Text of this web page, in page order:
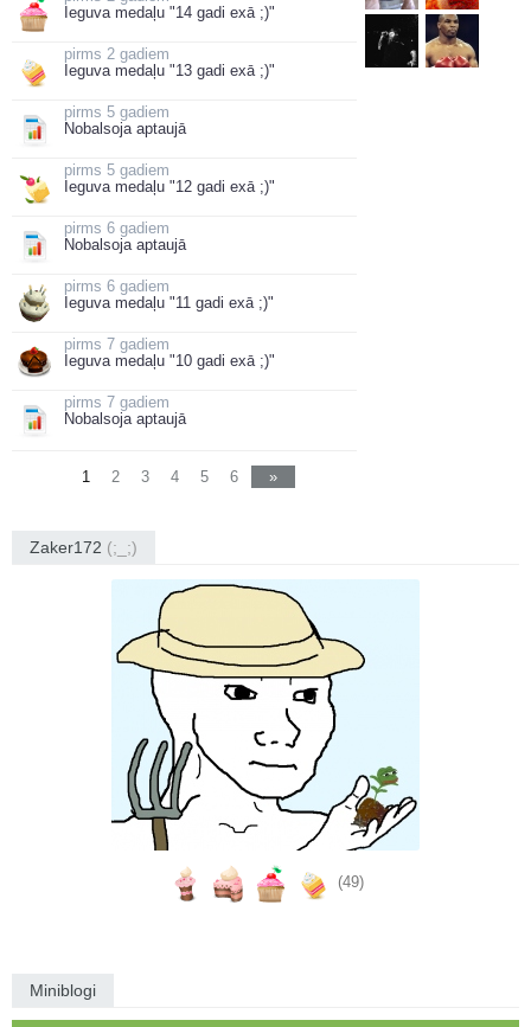
Ieguva medaļu "14 gadi exā ;)"
2 gadiem
Ieguva medaļu "13 gadi exā ;)"
5 gadiem
Nobalsoja aptaujā
5 gadiem
Ieguva medaļu "12 gadi exā ;)"
6 gadiem
Nobalsoja aptaujā
6 gadiem
Ieguva medaļu "11 gadi exā ;)"
7 gadiem
Ieguva medaļu "10 gadi exā ;)"
7 gadiem
Nobalsoja aptaujā
1 2 3 4 5 6 »
Zaker172 (;_;)
(49)
Miniblogi